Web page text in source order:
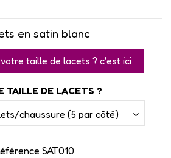
en satin blanc
taille de lacets ? c'est ici
TAILLE DE LACETS ?
SAT010